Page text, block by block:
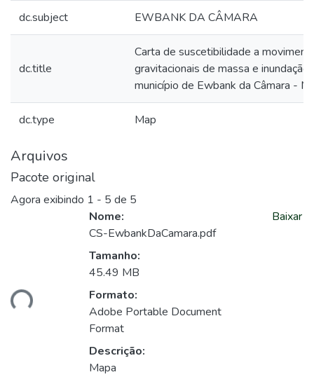
dc.subject EWBANK DA CÂMARA
dc.title
Carta de suscetibilidade a
gravitacionais de massa e inundação:
município de Ewbank da Câmara -
dc.type Map
Arquivos
Pacote original
Agora exibindo 1 - 5 de 5
Nome:
CS-EwbankDaCamara.pdf
Tamanho:
45.49 MB
Formato:
Adobe Portable Document
Format
Descrição:
Mapa
Baixar